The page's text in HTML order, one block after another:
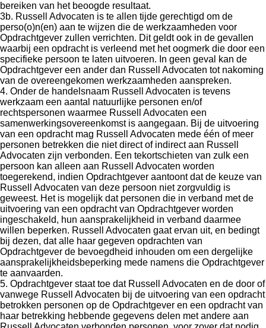
bereiken van het beoogde resultaat.
3b. Russell Advocaten is te allen tijde gerechtigd om de
perso(o)n(en) aan te wijzen die de werkzaamheden voor
Opdrachtgever zullen verrichten. Dit geldt ook in de gevallen
waarbij een opdracht is verleend met het oogmerk die door een
specifieke persoon te laten uitvoeren. In geen geval kan de
Opdrachtgever een ander dan Russell Advocaten tot nakoming
van de overeengekomen werkzaamheden aanspreken.
4. Onder de handelsnaam Russell Advocaten is tevens
werkzaam een aantal natuurlijke personen en/of
rechtspersonen waarmee Russell Advocaten een
samenwerkingsovereenkomst is aangegaan. Bij de uitvoering
van een opdracht mag Russell Advocaten mede één of meer
personen betrekken die niet direct of indirect aan Russell
Advocaten zijn verbonden. Een tekortschieten van zulk een
persoon kan alleen aan Russell Advocaten worden
toegerekend, indien Opdrachtgever aantoont dat de keuze van
Russell Advocaten van deze persoon niet zorgvuldig is
geweest. Het is mogelijk dat personen die in verband met de
uitvoering van een opdracht van Opdrachtgever worden
ingeschakeld, hun aansprakelijkheid in verband daarmee
willen beperken. Russell Advocaten gaat ervan uit, en bedingt
bij dezen, dat alle haar gegeven opdrachten van
Opdrachtgever de bevoegdheid inhouden om een dergelijke
aansprakelijkheidsbeperking mede namens die Opdrachtgever
te aanvaarden.
5. Opdrachtgever staat toe dat Russell Advocaten en de door of
vanwege Russell Advocaten bij de uitvoering van een opdracht
betrokken personen op de Opdrachtgever en een opdracht van
haar betrekking hebbende gegevens delen met andere aan